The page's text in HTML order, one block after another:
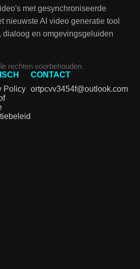
met gesynchroniseerde
nieuwste AI video generatie tool
dialoog en omgevingsgeluiden
rechten voorbehouden.
Policy
CONTACT
ortpcvv3454f@outlook.com